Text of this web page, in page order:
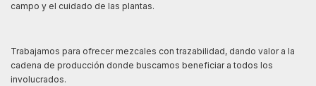
campo y el cuidado de las plantas.
Trabajamos para ofrecer mezcales con trazabilidad, dando valor a la
cadena de producción donde buscamos beneficiar a todos los
involucrados.